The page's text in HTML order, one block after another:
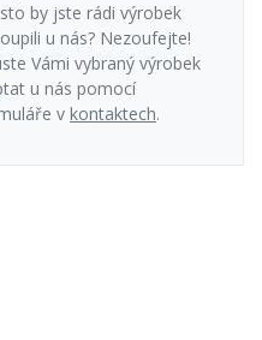
by jste rádi výrobek
u nás? Nezoufejte!
Vámi vybraný výrobek
u nás pomocí
v kontaktech.